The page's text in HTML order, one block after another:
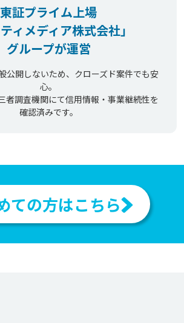
東証プライム上場
ティメディア株式会社」
グループが運営
公開しないため、クローズド案件でも安
心。
者調査機関にて信用情報・事業継続性を
確認済みです。
ての方はこちら